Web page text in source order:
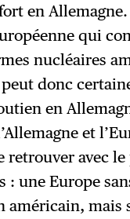
en
qui
nucléaires
peut donc
en
et
retrouver avec le
: une Europe
américain, mais